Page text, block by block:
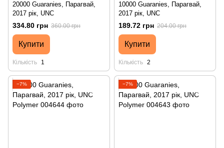
20000 Guaranies, Парагвай,
2017 рік, UNC
334.80 грн 360.00 грн
Купити
Кількість 1
10000 Guaranies, Парагвай,
2017 рік, UNC
189.72 грн 204.00 грн
Купити
Кількість 2
−7% −7%